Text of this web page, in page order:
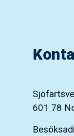
601 78